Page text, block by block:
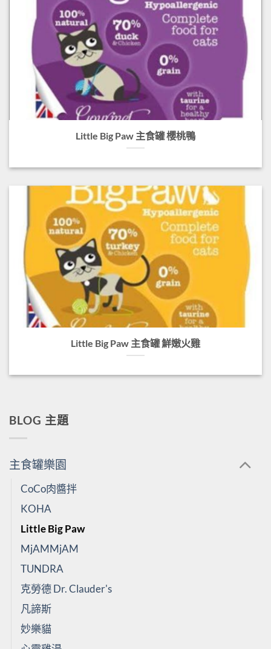
BLOG 主題
主食罐樂園
CoCo肉醬拌
KOHA
Little Big Paw
MjAMMjAM
TUNDRA
克勞德 Dr. Clauder's
凡諦斯
妙樂貓
Little Big Paw 主食罐 櫻桃鴨
Little Big Paw 主食罐 鮮嫩火雞